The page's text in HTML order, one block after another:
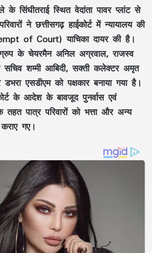
के सिंघीतराई स्थित वेदांता पावर प्लांट से
ने छत्तीसगढ़ हाईकोर्ट में न्यायालय की
of Court) याचिका दायर की है।
ग्रुप के चेयरमैनअनिल अग्रवाल, राजस्व
सचिवशम्मी आबिदी, सक्ती कलेक्टर अमृत
एसडीएम को पक्षकार बनाया गया है।
के आदेश के बावजूद पुनर्वास एवं
तहत पात्र परिवारों को भत्ता और अन्य
गए।